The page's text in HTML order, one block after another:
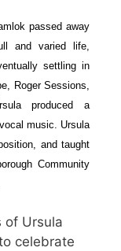
passed away
and varied life,
settling in
Roger Sessions,
produced a
music. Ursula
and taught
Community
of Ursula
celebrate